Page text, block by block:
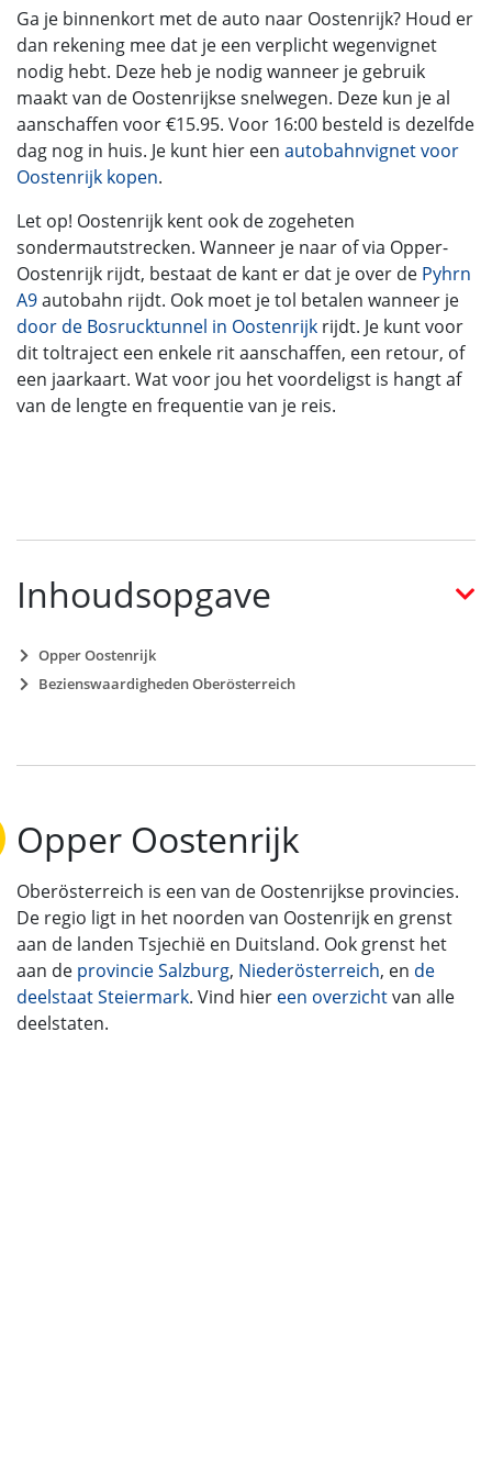
Ga je binnenkort met de auto naar Oostenrijk? Houd er
dan rekening mee dat je een verplicht wegenvignet
nodig hebt. Deze heb je nodig wanneer je gebruik
maakt van de Oostenrijkse snelwegen. Deze kun je al
aanschaffen voor €15.95. Voor 16:00 besteld is dezelfde
dag nog in huis. Je kunt hier een autobahnvignet voor
Oostenrijk kopen.
Let op! Oostenrijk kent ook de zogeheten
sondermautstrecken. Wanneer je naar of via Opper-
Oostenrijk rijdt, bestaat de kant er dat je over de Pyhrn
A9autobahn rijdt. Ook moet je tol betalen wanneer je
door de Bosrucktunnel in Oostenrijk rijdt. Je kunt voor
dit toltraject een enkele rit aanschaffen, een retour, of
een jaarkaart. Wat voor jou het voordeligst is hangt af
van de lengte en frequentie van je reis.
Inhoudsopgave
Opper Oostenrijk
Bezienswaardigheden Oberösterreich
Opper Oostenrijk
Oberösterreich is een van de Oostenrijkse provincies.
De regio ligt in het noorden van Oostenrijk en grenst
aan de landen Tsjechië en Duitsland. Ook grenst het
aan de provincie Salzburg, Niederösterreich, en de
deelstaat Steiermark. Vind hier een overzichtvan alle
deelstaten.